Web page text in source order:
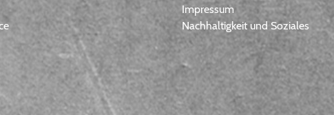
Impressum
Nachhaltigkeit und Soziales